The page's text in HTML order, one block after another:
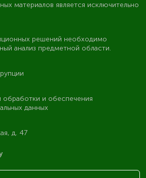
материалов является исключительно
решений необходимо
анализ предметной области.
обработки и обеспечения
данных
д. 47